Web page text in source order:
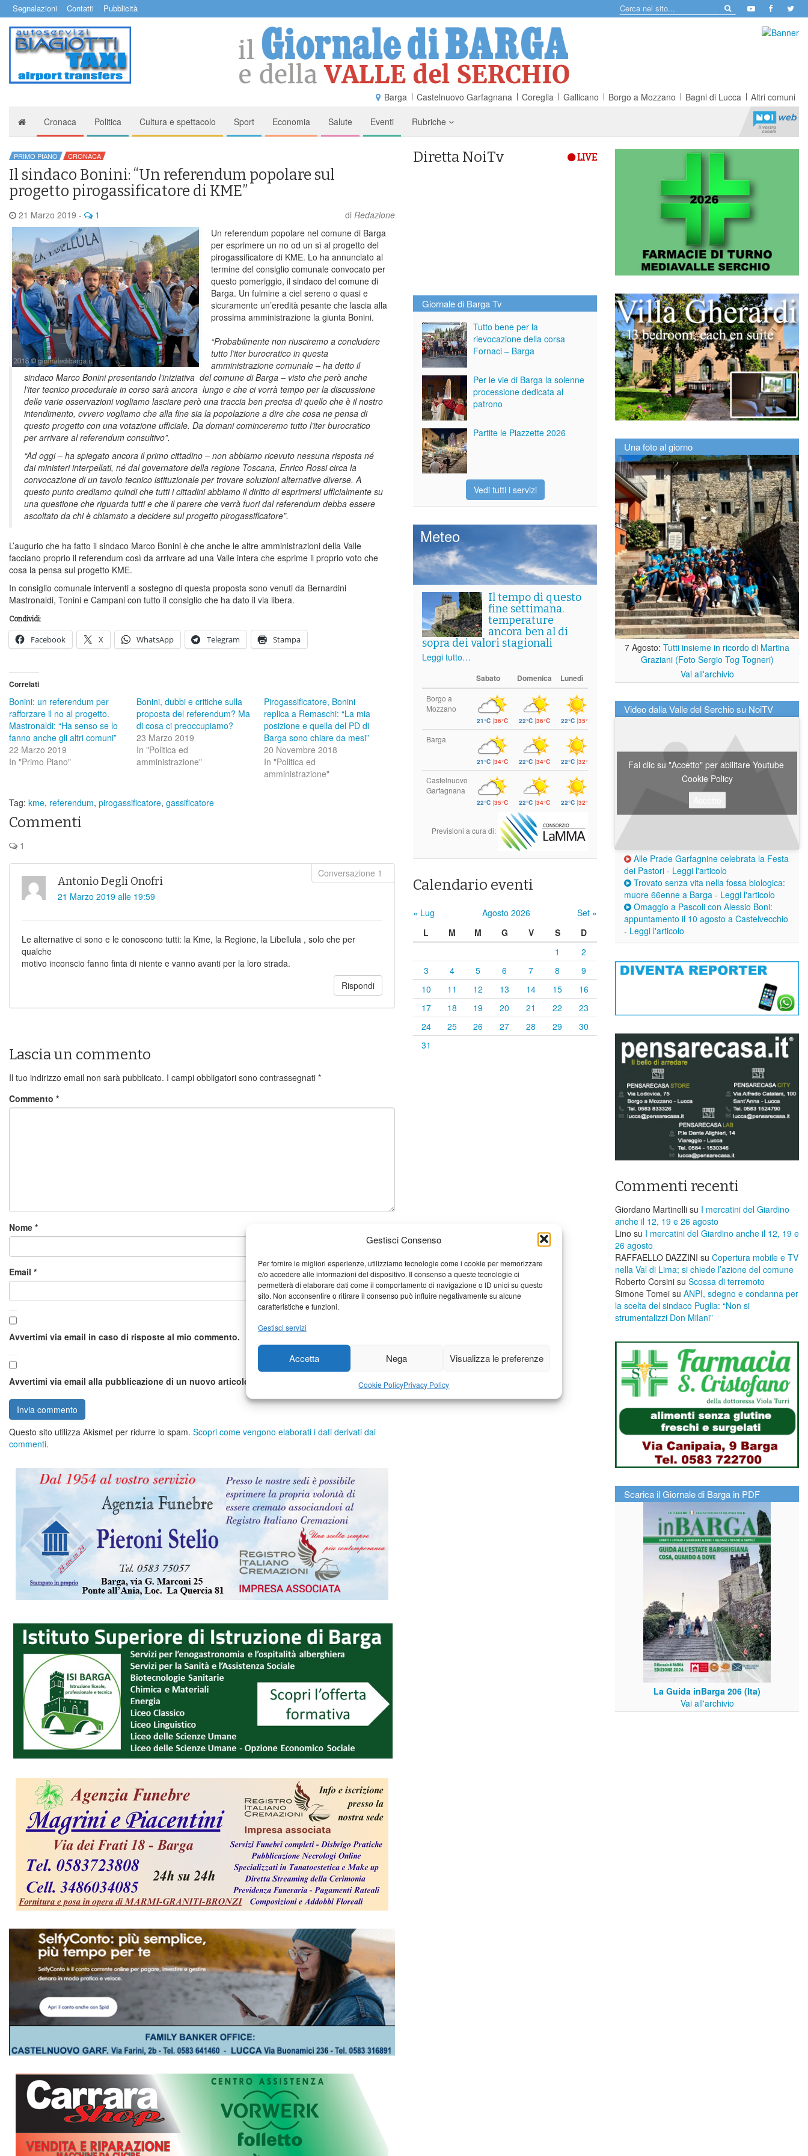
Gestisci Consenso
Per fornire le migliori esperienze, utilizziamo tecnologie come i cookie per memorizzare
e/o accedere alle informazioni del dispositivo. Il consenso a queste tecnologie ci
permetterà di elaborare dati come il comportamento di navigazione o ID unici su questo
sito. Non acconsentire o ritirare il consenso può influire negativamente su alcune
caratteristiche e funzioni.
Gestisci servizi
Accetta Nega Visualizza le preferenze
Cookie PolicyPrivacy Policy
Segnalazioni Contatti Pubblicità
Barga Castelnuovo Garfagnana Coreglia Gallicano Borgo a Mozzano Bagni di Lucca Altri comuni
Cronaca Politica Cultura e spettacolo Sport Economia Salute Eventi Rubriche
PRIMO PIANO CRONACA
Il sindaco Bonini: “Un referendum popolare sul
progetto pirogassificatore di KME”
21 Marzo 2019 - 1 di Redazione
Un referendum popolare nel comune di Barga
per esprimere un no od un sì al progetto del
pirogassificatore di KME. Lo ha annunciato al
termine del consiglio comunale convocato per
questo pomeriggio, il sindaco del comune di
Barga. Un fulmine a ciel sereno o quasi e
sicuramente un’eredità pesante che lascia alla
prossima amministrazione la giunta Bonini.
“Probabilmente non riusciremo a concludere
tutto l’iter burocratico in questa
amministrazione comunale – ha detto il
sindaco Marco Bonini presentando l’iniziativa del comune di Barga – visto che però anche
l’iter tecnico procedurale in corso sarà ancora lungo e che ci vorrà tempo per la discussione
delle varie osservazioni vogliamo lasciare però una traccia ben precisa di quello che è il nostro
intendimento, ovvero vogliamo che alla fine sia la popolazione a dire che cosa ne pensa di
questo progetto con una votazione ufficiale. Da domani cominceremo tutto l’iter burocratico
per arrivare al referendum consultivo”.
“Ad oggi – ha spiegato ancora il primo cittadino – non abbiamo ricevuto nessuna risposta né
dai ministeri interpellati, né dal governatore della regione Toscana, Enrico Rossi circa la
convocazione di un tavolo tecnico istituzionale per trovare soluzioni alternative diverse. A
questo punto crediamo quindi che tutti i cittadini abbiamo il diritto di esprimersi ufficialmente su
una questione che riguarda tutti e che il parere che verrà fuori dal referendum debba essere
ascoltato da chi è chiamato a decidere sul progetto pirogassificatore”.
L’augurio che ha fatto il sindaco Marco Bonini è che anche le altre amministrazioni della Valle
facciano proprio il referendum così da arrivare ad una Valle intera che esprime il proprio voto che
cosa la pensa sul progetto KME.
In consiglio comunale interventi a sostegno di questa proposta sono venuti da Bernardini
Mastronaldi, Tonini e Campani con tutto il consiglio che ha dato il via libera.
Condividi:
Facebook X WhatsApp Telegram Stampa
Correlati
Bonini: un referendum per
rafforzare il no al progetto.
Mastronaldi: “Ha senso se lo
fanno anche gli altri comuni”
22 Marzo 2019
In "Primo Piano"
Bonini, dubbi e critiche sulla
proposta del referendum? Ma
di cosa ci preoccupiamo?
23 Marzo 2019
In "Politica ed
amministrazione"
Pirogassificatore, Bonini
replica a Remaschi: “La mia
posizione e quella del PD di
Barga sono chiare da mesi”
20 Novembre 2018
In "Politica ed
amministrazione"
Tag: kme, referendum, pirogassificatore, gassificatore
Commenti
1
Antonio Degli Onofri
21 Marzo 2019 alle 19:59
Le alternative ci sono e le conoscono tutti: la Kme, la Regione, la Libellula , solo che per
qualche
motivo inconscio fanno finta di niente e vanno avanti per la loro strada.
Rispondi
Lascia un commento
Il tuo indirizzo email non sarà pubblicato. I campi obbligatori sono contrassegnati *
Commento *
Nome *
Email *
Avvertimi via email in caso di risposte al mio commento.
Avvertimi via email alla pubblicazione di un nuovo articolo.
Questo sito utilizza Akismet per ridurre lo spam. Scopri come vengono elaborati i dati derivati dai
commenti.
Diretta NoiTv LIVE
Giornale di Barga Tv
Tutto bene per la
rievocazione della corsa
Fornaci – Barga
Per le vie di Barga la solenne
processione dedicata al
patrono
Partite le Piazzette 2026
Vedi tutti i servizi
Meteo
Il tempo di questo
fine settimana.
temperature
ancora ben al di
sopra dei valori stagionali
Leggi tutto…
Sabato Domenica Lunedì
Borgo a
Mozzano
21°C |36°C 22°C |36°C 22°C |35°C
Barga
21°C |34°C 22°C |34°C 22°C |32°C
Castelnuovo
Garfagnana
22°C |35°C 22°C |34°C 22°C |32°C
Previsioni a cura di:
Calendario eventi
« Lug Agosto 2026
Set »
L
M M G V S
D
1
2
3
4 5 6 7 8
9
10
11 12 13 14 15
16
17
18 19 20 21 22
23
24
25 26 27 28 29
30
31
Una foto al giorno
7 Agosto: Tutti insieme in ricordo di Martina
Graziani (Foto Sergio Tog Togneri)
Vai all'archivio
Video dalla Valle del Serchio su NoiTV
Fai clic su "Accetto" per abilitare Youtube
Cookie Policy
Alle Prade Garfagnine celebrata la Festa
dei Pastori - Leggi l'articolo
Trovato senza vita nella fossa biologica:
muore 66enne a Barga - Leggi l'articolo
Omaggio a Pascoli con Alessio Boni:
appuntamento il 10 agosto a Castelvecchio
- Leggi l'articolo
Commenti recenti
Giordano Martinelli su I mercatini del Giardino
anche il 12, 19 e 26 agosto
Lino su I mercatini del Giardino anche il 12, 19 e
26 agosto
RAFFAELLO DAZZINI su ​Copertura mobile e TV
nella Val di Lima; si chiede l’azione del comune
Roberto Corsini su Scossa di terremoto
Simone Tomei su ANPI, sdegno e condanna per
la scelta del sindaco Puglia: “Non si
strumentalizzi Don Milani”
Scarica il Giornale di Barga in PDF
La Guida inBarga 206 (Ita)
Vai all'archivio